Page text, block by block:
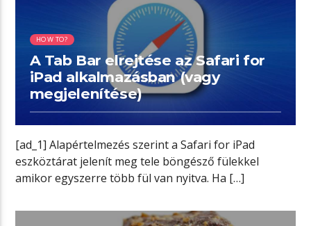
HOW TO?
A Tab Bar elrejtése az Safari for
iPad alkalmazásban (vagy
megjelenítése)
[ad_1] Alapértelmezés szerint a Safari for iPad
eszköztárat jelenít meg tele böngésző fülekkel
amikor egyszerre több fül van nyitva. Ha […]